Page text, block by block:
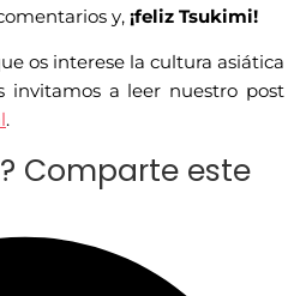
y, ¡feliz Tsukimi!
os interese la cultura asiática
invitamos a leer nuestro post
.
Comparte este